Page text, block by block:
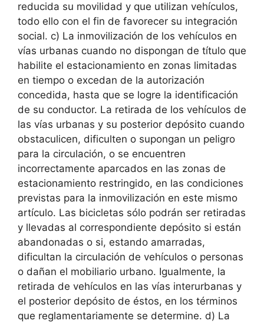
reducida su movilidad y que utilizan vehículos,
todo ello con el fin de favorecer su integración
social. c) La inmovilización de los vehículos en
vías urbanas cuando no dispongan de título que
habilite el estacionamiento en zonas limitadas
en tiempo o excedan de la autorización
concedida, hasta que se logre la identificación
de su conductor. La retirada de los vehículos de
las vías urbanas y su posterior depósito cuando
obstaculicen, dificulten o supongan un peligro
para la circulación, o se encuentren
incorrectamente aparcados en las zonas de
estacionamiento restringido, en las condiciones
previstas para la inmovilización en este mismo
artículo. Las bicicletas sólo podrán ser retiradas
y llevadas al correspondiente depósito si están
abandonadas o si, estando amarradas,
dificultan la circulación de vehículos o personas
o dañan el mobiliario urbano. Igualmente, la
retirada de vehículos en las vías interurbanas y
el posterior depósito de éstos, en los términos
que reglamentariamente se determine. d) La